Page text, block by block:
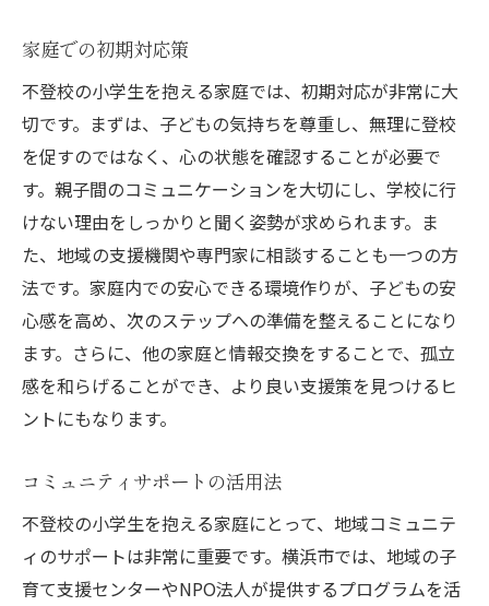
ストレスを軽減する方法
親子の信頼関係を深めるヒント
家庭内コミュニケーションの向上
地域社会が不登校の子どもたちに提供できる学
習機会
地域の学習支援グループの紹介
オンライン学習の活用法
参加型ワークショップの意義
サポーターの役割と活動内容
地域連携による学びの場づくり
学習成果の共有とフィードバック
ンにあり
親子で話し合う場の作り方
コミュニケーションスキルの向上法
信頼関係を築くためのアプローチ
家庭での初期対応策
不登校の小学生を抱える家庭では、初期対応が非常に大
切です。まずは、子どもの気持ちを尊重し、無理に登校
を促すのではなく、心の状態を確認することが必要で
す。親子間のコミュニケーションを大切にし、学校に行
けない理由をしっかりと聞く姿勢が求められます。ま
た、地域の支援機関や専門家に相談することも一つの方
法です。家庭内での安心できる環境作りが、子どもの安
心感を高め、次のステップへの準備を整えることになり
ます。さらに、他の家庭と情報交換をすることで、孤立
感を和らげることができ、より良い支援策を見つけるヒ
ントにもなります。
コミュニティサポートの活用法
不登校の小学生を抱える家庭にとって、地域コミュニテ
ィのサポートは非常に重要です。横浜市では、地域の子
育て支援センターやNPO法人が提供するプログラムを活